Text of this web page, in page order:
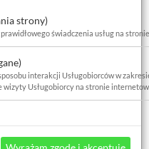
strony)
świadczenia usług na
interakcji Usługobiorców w
Usługobiorcy na stronie